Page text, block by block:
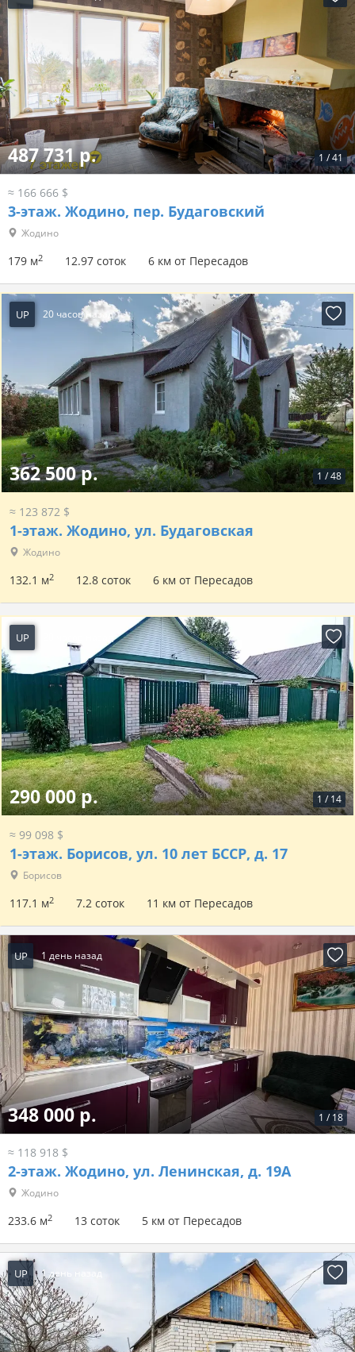
1 /41
487 731 р.
≈ 166 666 $
3-этаж. Жодино, пер. Будаговский
Жодино
179 м2 12.97 соток 6 км от Пересадов
UP 20 часов назад
1 /48
362 500 р.
≈ 123 872 $
1-этаж. Жодино, ул. Будаговская
Жодино
132.1 м2 12.8 соток 6 км от Пересадов
UP
1 / 14
290 000 р.
≈ 99 098 $
1-этаж. Борисов, ул. 10 лет БССР, д. 17
Борисов
117.1 м2 7.2 соток 11 км от Пересадов
UP 1 день назад
1 / 18
348 000 р.
≈ 118 918 $
2-этаж. Жодино, ул. Ленинская, д. 19А
Жодино
233.6 м2 13 соток 5 км от Пересадов
UP 1 день назад